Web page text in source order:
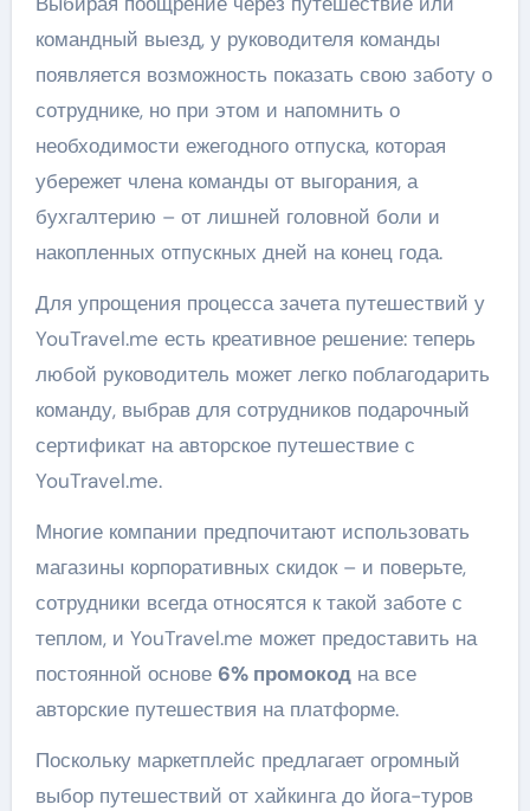
командный выезд, у руководителя команды
появляется возможность показать свою заботу о
сотруднике, но при этом и напомнить о
необходимости ежегодного отпуска, которая
убережет члена команды от выгорания, а
бухгалтерию – от лишней головной боли и
накопленных отпускных дней на конец года.
Для упрощения процесса зачета путешествий у
YouTravel.me есть креативное решение: теперь
любой руководитель может легко поблагодарить
команду, выбрав для сотрудников подарочный
сертификат на авторское путешествие с
YouTravel.me.
Многие компании предпочитают использовать
магазины корпоративных скидок – и поверьте,
сотрудники всегда относятся к такой заботе с
теплом, и YouTravel.me может предоставить на
постоянной основе 6% промокодна все
авторские путешествия на платформе.
Поскольку маркетплейс предлагает огромный
выбор путешествий от хайкинга до йога-туров